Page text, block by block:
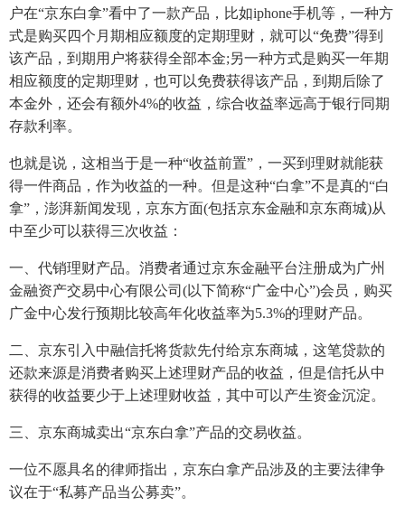
户在“京东白拿”看中了一款产品，比如iphone手机等，一种方
式是购买四个月期相应额度的定期理财，就可以“免费”得到
该产品，到期用户将获得全部本金;另一种方式是购买一年期
相应额度的定期理财，也可以免费获得该产品，到期后除了
本金外，还会有额外4%的收益，综合收益率远高于银行同期
存款利率。
也就是说，这相当于是一种“收益前置”，一买到理财就能获
得一件商品，作为收益的一种。但是这种“白拿”不是真的“白
拿”，澎湃新闻发现，京东方面(包括京东金融和京东商城)从
中至少可以获得三次收益：
一、代销理财产品。消费者通过京东金融平台注册成为广州
金融资产交易中心有限公司(以下简称“广金中心”)会员，购买
广金中心发行预期比较高年化收益率为5.3%的理财产品。
二、京东引入中融信托将货款先付给京东商城，这笔贷款的
还款来源是消费者购买上述理财产品的收益，但是信托从中
获得的收益要少于上述理财收益，其中可以产生资金沉淀。
三、京东商城卖出“京东白拿”产品的交易收益。
一位不愿具名的律师指出，京东白拿产品涉及的主要法律争
议在于“私募产品当公募卖”。